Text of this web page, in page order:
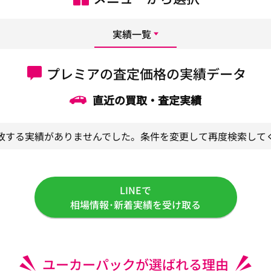
実績一覧
プレミアの査定価格の実績データ
直近の買取・査定実績
する実績がありませんでした。条件を変更して再度検索して
LINEで
相場情報･新着実績を受け取る
ユーカーパックが選ばれる理由